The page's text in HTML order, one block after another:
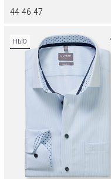
44 46 47
НЬЮ